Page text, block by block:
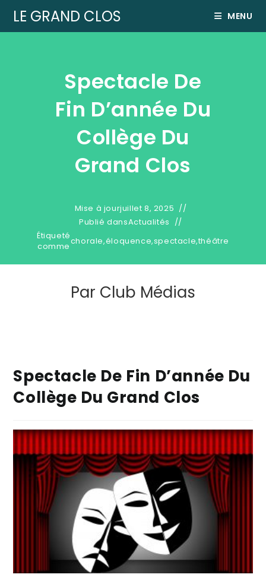
LE GRAND CLOS MENU
Spectacle De
Fin D’année Du
Collège Du
Grand Clos
Mise à jourjuillet 8, 2025
Publié dansActualités
Étiqueté
commechorale,éloquence,spectacle,théâtre
Par Club Médias
Spectacle De Fin D’année Du
Collège Du Grand Clos